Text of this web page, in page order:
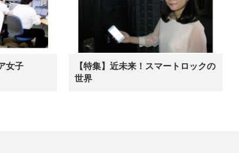
女子
【特集】近未来！スマートロックの
世界